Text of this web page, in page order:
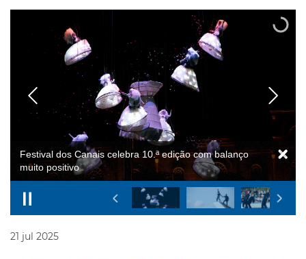
Festival dos Canais celebra 10.ª edição com balanço
muito positivo
21 jul 2025